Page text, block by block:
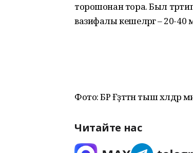
торошонан тора. Был
вазифалы кешеләргә – 20-
Фото: БР Ғәҙәттән тыш
Читайте нас